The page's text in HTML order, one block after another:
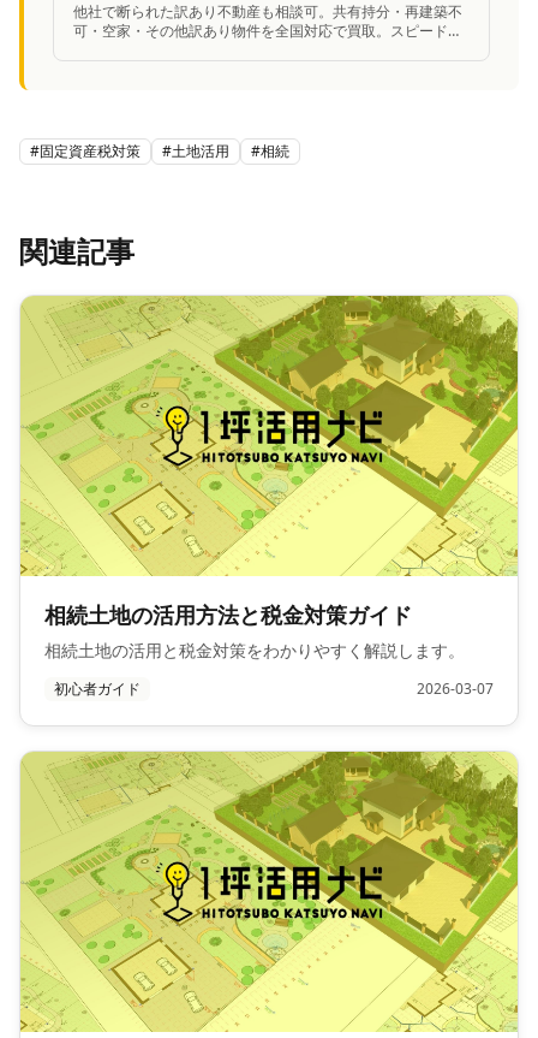
他社で断られた訳あり不動産も相談可。共有持分・再建築不
可・空家・その他訳あり物件を全国対応で買取。スピード査
#固定資産税対策 #土地活用 #相続
関連記事
相続土地の活用方法と税金対策ガイド
相続土地の活用と税金対策をわかりやすく解説します。
初心者ガイド 2026-03-07